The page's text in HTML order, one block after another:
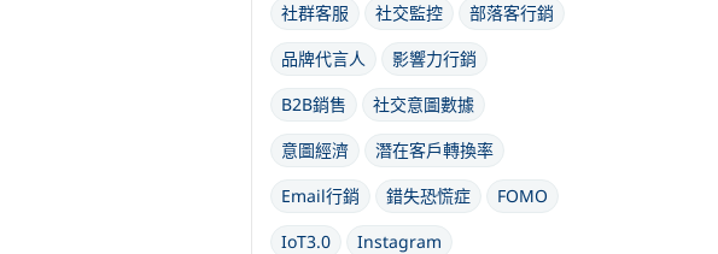
社群客服
社交監控
部落客行銷
品牌代言人
影響力行銷
B2B銷售
社交意圖數據
意圖經濟
潛在客戶轉換率
Email行銷
錯失恐慌症
FOMO
IoT3.0
Instagram